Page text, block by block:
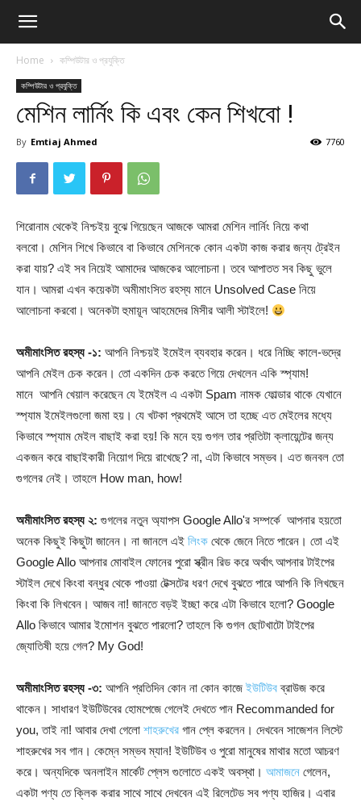
Home কম্পিউটার ও প্রযুক্তি
কম্পিউটার ও প্রযুক্তি
মেশিন লার্নিং কি এবং কেন শিখবো !
By Emtiaj Ahmed 7760
শিরোনাম থেকেই নিশ্চইয় বুঝে গিয়েছেন আজকে আমরা মেশিন লার্নিং নিয়ে কথা
বলবো। মেশিন শিখে কিভাবে বা কিভাবে মেশিনকে কোন একটা কাজ করার জন্য ট্রেইন
করা যায়? এই সব নিয়েই আমাদের আজকের আলোচনা। তবে আপাতত সব কিছু ভুলে
যান। আমরা এখন কয়েকটা অমীমাংসিত রহস্য মানে Unsolved Case নিয়ে
আলোচনা করবো। অনেকটা হুমায়ূন আহমেদের মিসীর আলী স্টাইলে!
অমীমাংসিত রহস্য -১: আপনি নিশ্চয়ই ইমেইল ব্যবহার করেন। ধরে নিচ্ছি কালে-ভদ্রে
আপনি মেইল চেক করেন। তো একদিন চেক করতে গিয়ে দেখলেন একি স্প্যাম!
মানে আপনি খেয়াল করেছেন যে ইমেইল এ একটা Spam নামক ফোল্ডার থাকে যেখানে
স্প্যাম ইমেইলগুলো জমা হয়। যে খটকা প্রথমেই আসে তা হচ্ছে এত মেইলের মধ্যে
কিভাবে স্প্যাম মেইল বাছাই করা হয়! কি মনে হয় গুগল তার প্রতিটা ক্লায়েন্টের জন্য
একজন করে বাছাইকারী নিয়োগ দিয়ে রাখেছে? না, এটা কিভাবে সম্ভব। এত জনবল তো
গুগলের নেই। তাহলে How man, how!
অমীমাংসিত রহস্য ২: গুগলের নতুন অ্যাপস Google Allo'র সম্পর্কে আপনার হয়তো
অনেক কিছুই কিছুটা জানেন। না জানলে এই লিংক থেকে জেনে নিতে পারেন। তো এই
Google Allo আপনার মোবাইল ফোনের পুরো স্ক্রীন রিড করে অর্থাৎ আপনার টাইপের
স্টাইল দেখে কিংবা বন্ধুর থেকে পাওয়া টেক্সটের ধরণ দেখে বুঝতে পারে আপনি কি লিখছেন
কিংবা কি লিখবেন। আজব না! জানতে বড়ই ইচ্ছা করে এটা কিভাবে হলো? Google
Allo কিভাবে আমার ইমোশন বুঝতে পারলো? তাহলে কি গুগল ছোটখাটো টাইপের
জ্যোতিষী হয়ে গেল? My God!
অমীমাংসিত রহস্য -৩: আপনি প্রতিদিন কোন না কোন কাজে ইউটিউবব্রাউজ করে
থাকেন। সাধারণ ইউটিউবের হোমপেজে গেলেই দেখতে পান Recommanded for
you, তাই না! আবার দেখা গেলো শাহরুখের গান প্লে করলেন। দেখবেন সাজেশন লিস্টে
শাহরুখের সব গান। কেম্নে সম্ভব ম্যান! ইউটিউব ও পুরো মানুষের মাথার মতো আচরণ
করে। অন্যদিকে অনলাইন মার্কেট প্লেস গুলোতে একই অবস্থা। আমাজনে গেলেন,
একটা পণ্য তে ক্লিক করার সাথে সাথে দেখবেন এই রিলেটেড সব পণ্য হাজির। এবার